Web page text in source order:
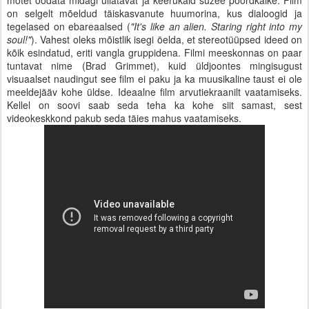
on selgelt mõeldud täiskasvanute huumorina, kus dialoogid ja
tegelased on ebareaalsed ("It's like an alien. Staring right into my
soul!"). Vahest oleks mõistlik isegi öelda, et stereotüüpsed ideed on
kõik esindatud, eriti vangla gruppidena. Filmi meeskonnas on paar
tuntavat nime (Brad Grimmet), kuid üldjoontes mingisugust
visuaalset naudingut see film ei paku ja ka muusikaline taust ei ole
meeldejääv kohe üldse. Ideaalne film arvutiekraanilt vaatamiseks.
Kellel on soovi saab seda teha ka kohe siit samast, sest
videokeskkond pakub seda täies mahus vaatamiseks.